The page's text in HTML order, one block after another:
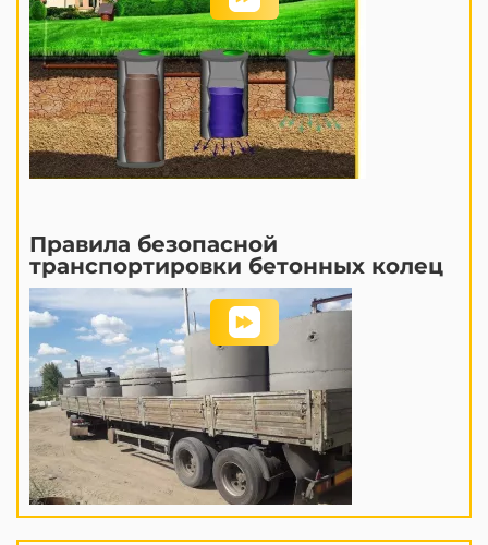
Правила безопасной
транспортировки бетонных колец